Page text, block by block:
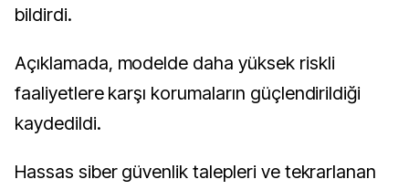
bildirdi.
Açıklamada, modelde daha yüksek riskli
faaliyetlere karşı korumaların güçlendirildiği
kaydedildi.
Hassas siber güvenlik talepleri ve tekrarlanan